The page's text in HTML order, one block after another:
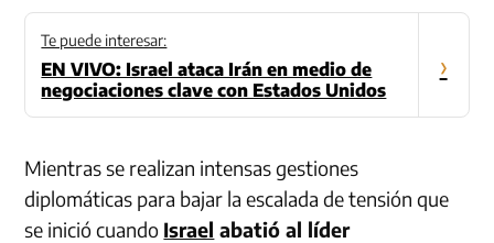
Te puede interesar:
EN VIVO: Israel ataca Irán en medio de
negociaciones clave con Estados Unidos
›
Mientras se realizan intensas gestiones
diplomáticas para bajar la escalada de tensión que
se inició cuando Israel abatió al líder